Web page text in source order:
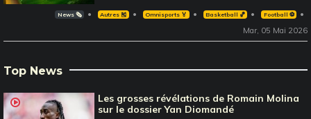
News 🗞️ Autres 🎽 Omnisports 🏅 Basketball 🏀 Football ⚽️
Mar, 05 Mai 2026
Top News
Les grosses révélations de Romain Molina
sur le dossier Yan Diomandé